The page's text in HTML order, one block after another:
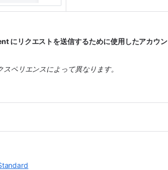
にリクエストを送信するために使用したアカウ
ペリエンスによって異なります。